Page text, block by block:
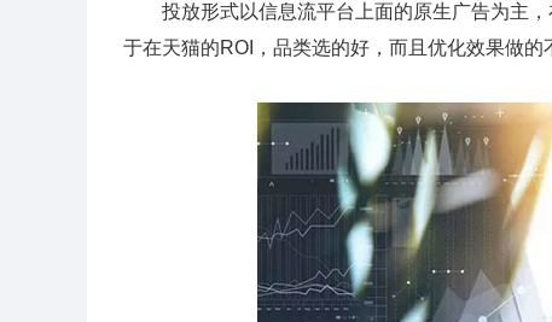
投放形式以信息流平台上面的原生广告为主，
于在天猫的ROI，品类选的好，而且优化效果做的